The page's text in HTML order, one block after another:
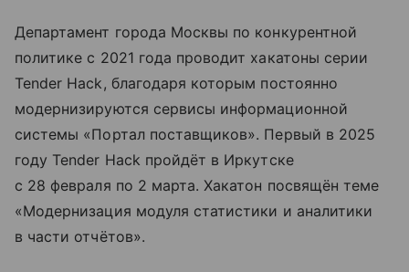
Департамент города Москвы по конкурентной
политике с 2021 года проводит хакатоны серии
Tender Hack, благодаря которым постоянно
модернизируются сервисы информационной
системы «Портал поставщиков». Первый в 2025
году Tender Hack пройдёт в Иркутске
с 28 февраля по 2 марта. Хакатон посвящён теме
«Модернизация модуля статистики и аналитики
в части отчётов».